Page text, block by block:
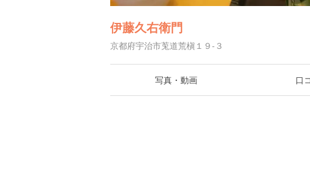
伊藤久右衛門
京都府宇治市莵道荒槇１９-３
写真・動画 口